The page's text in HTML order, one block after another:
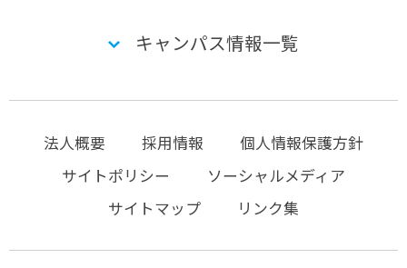
キャンパス情報一覧
法人概要 採用情報
個人情報保護方針
サイトポリシー
ソーシャルメディア
サイトマップ
リンク集